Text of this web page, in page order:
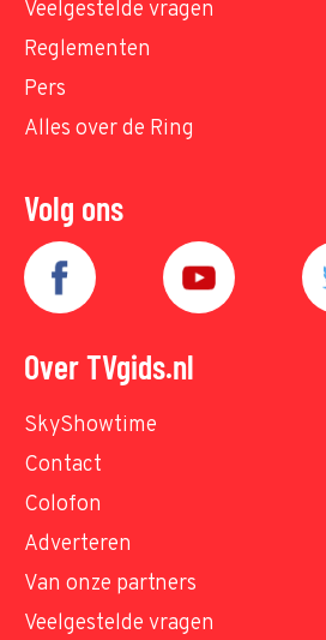
Veelgestelde vragen
Reglementen
Pers
Alles over de Ring
Volg ons
Over TVgids.nl
SkyShowtime
Contact
Colofon
Adverteren
Van onze partners
Veelgestelde vragen